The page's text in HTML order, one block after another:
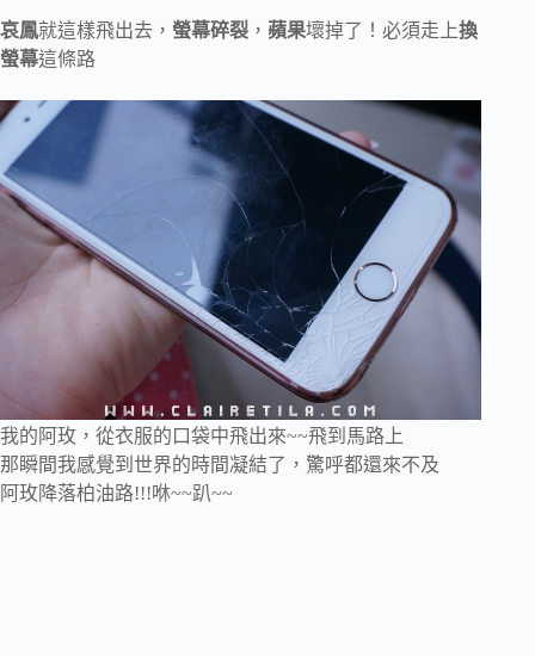
哀鳳就這樣飛出去， 螢幕碎裂 ， 蘋果壞掉了！必須走上換
螢幕這條路
我的阿玫，從衣服的口袋中飛出來~~飛到馬路上
那瞬間我感覺到世界的時間凝結了，驚呼都還來不及
阿玫降落柏油路!!!咻~~趴~~